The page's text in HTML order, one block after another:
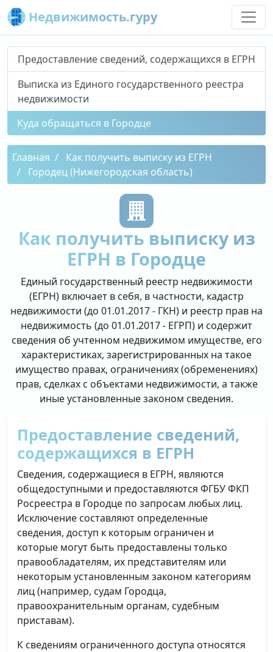
Недвижимость.гуру
Предоставление сведений, содержащихся в ЕГРН
Выписка из Единого государственного реестра
недвижимости
Куда обращаться в Городце
Главная
Как получить выписку из ЕГРН
Городец (Нижегородская область)
Как получить выписку из
ЕГРН в Городце
Единый государственный реестр недвижимости
(ЕГРН) включает в себя, в частности, кадастр
недвижимости (до 01.01.2017 - ГКН) и реестр прав на
недвижимость (до 01.01.2017 - ЕГРП) и содержит
сведения об учтенном недвижимом имуществе, его
характеристиках, зарегистрированных на такое
имущество правах, ограничениях (обременениях)
прав, сделках с объектами недвижимости, а также
иные установленные законом сведения.
Предоставление сведений,
содержащихся в ЕГРН
Сведения, содержащиеся в ЕГРН, являются
общедоступными и предоставляются ФГБУ ФКП
Росреестра в Городце по запросам любых лиц.
Исключение составляют определенные
сведения, доступ к которым ограничен и
которые могут быть предоставлены только
правообладателям, их представителям или
некоторым установленным законом категориям
лиц (например, судам Городца,
правоохранительным органам, судебным
приставам).
К сведениям ограниченного доступа относятся